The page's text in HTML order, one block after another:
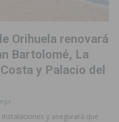
Orihuela renovará
Bartolomé, La
y Palacio del
y asegurará que